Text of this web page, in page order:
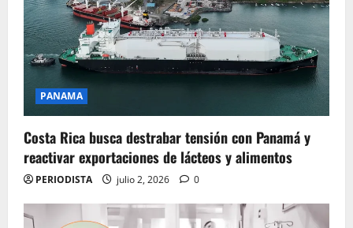
PANAMA
Costa Rica busca destrabar tensión con Panamá y
reactivar exportaciones de lácteos y alimentos
PERIODISTA julio 2, 2026 0